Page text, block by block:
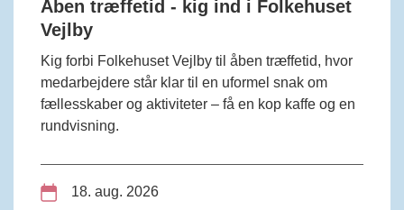
Åben træffetid - kig ind i Folkehuset
Vejlby
Kig forbi Folkehuset Vejlby til åben træffetid, hvor
medarbejdere står klar til en uformel snak om
fællesskaber og aktiviteter – få en kop kaffe og en
rundvisning.
18. aug. 2026